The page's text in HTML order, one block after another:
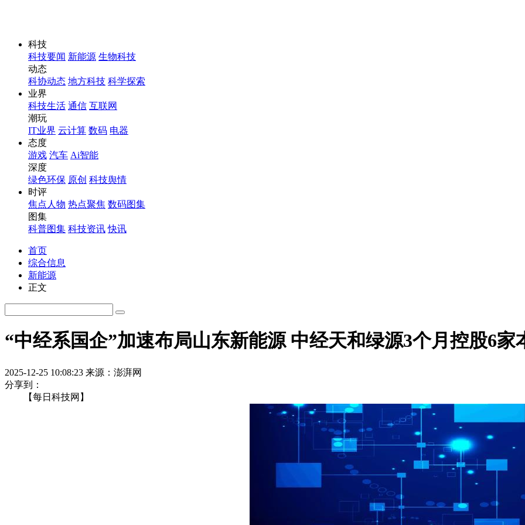
科技
科技要闻 新能源 生物科技
动态
科协动态 地方科技 科学探索
业界
科技生活 通信 互联网
潮玩
IT业界 云计算 数码 电器
态度
游戏 汽车 Ai智能
深度
绿色环保 原创 科技舆情
时评
焦点人物 热点聚焦 数码图集
图集
科普图集 科技资讯 快讯
首页
综合信息
新能源
正文
“中经系国企”加速布局山东新能源 中经天和绿源3个月控股6家
2025-12-25 10:08:23 来源：澎湃网
分享到：
【每日科技网】